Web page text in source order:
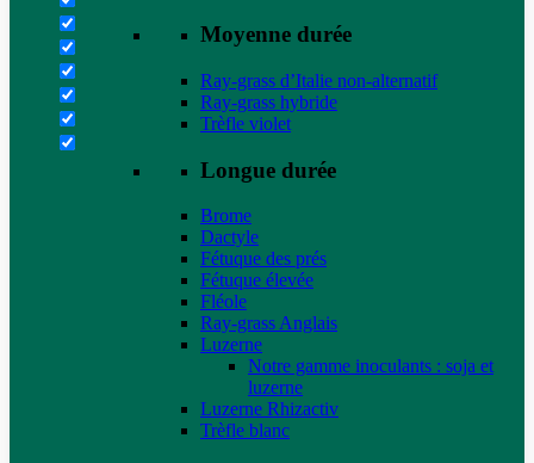
Moyenne durée
Ray-grass d’Italie non-alternatif
Ray-grass hybride
Trèfle violet
Longue durée
Brome
Dactyle
Fétuque des prés
Fétuque élevée
Fléole
Ray-grass Anglais
Luzerne
Notre gamme inoculants : soja et
luzerne
Luzerne Rhizactiv
Trèfle blanc